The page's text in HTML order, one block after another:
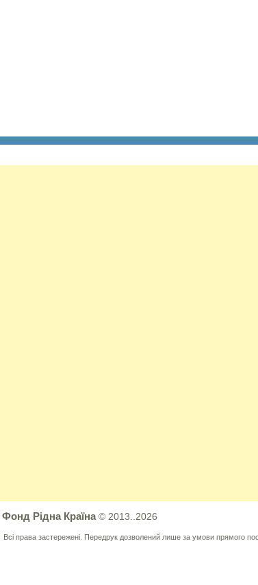
Фонд Рідна Країна© 2013..2026
Всі права застережені. Передрук дозволений лише за умови прямого